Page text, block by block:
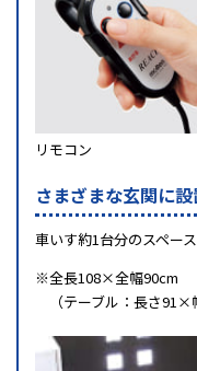
リモコン
さまざまな玄関に
車いす約1台分のスペー
※全長108×全幅90cm
（テーブル：長さ91×